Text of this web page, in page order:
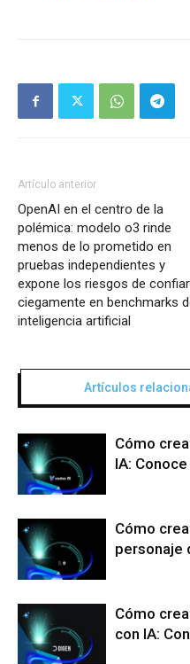
Artículo anterior
OpenAI en el centro de la
polémica: modelo o3 rinde
menos de lo prometido en
pruebas independientes y
expone los riesgos de confiar
ciegamente en benchmarks
inteligencia artificial
Artículos
Cómo
IA:
Cómo
personaje
Cómo
con IA: